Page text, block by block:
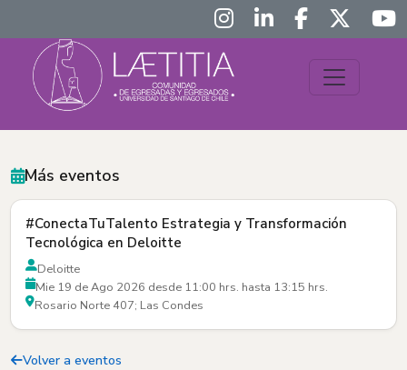
Volver a eventos
Más eventos
#ConectaTuTalento Estrategia y Transformación
Tecnológica en Deloitte
Deloitte
Mie 19 de Ago 2026 desde 11:00 hrs. hasta 13:15 hrs.
Rosario Norte 407; Las Condes